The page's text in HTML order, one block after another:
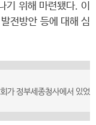
기 위해 마련됐다. 이
전방안 등에 대해 심
가 정부세종청사에서 있었